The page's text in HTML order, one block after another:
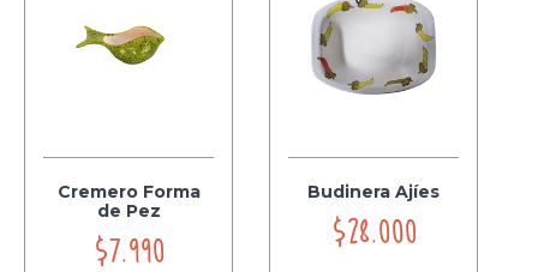
Cremero Forma
de Pez
$7.990
Budinera Ajíes
$28.000